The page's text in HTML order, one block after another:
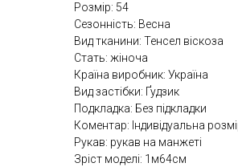
Розмір: 54
Сезонність: Весна
Вид тканини: Тенсел віскоза
Стать: жіноча
Країна виробник: Україна
Вид застібки: Ґудзик
Подкладка: Без підкладки
Коментар: Індивідуальна
Рукав: рукав на манжеті
Зріст моделі: 1м64см